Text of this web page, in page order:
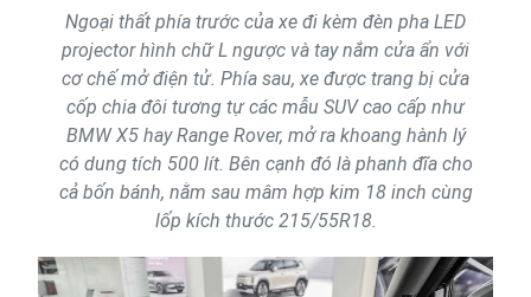
Ngoại thất phía trước của xe đi kèm đèn pha LED
projector hình chữ L ngược và tay nắm cửa ẩn với
cơ chế mở điện tử. Phía sau, xe được trang bị cửa
cốp chia đôi tương tự các mẫu SUV cao cấp như
BMW X5 hay Range Rover, mở ra khoang hành lý
có dung tích 500 lít. Bên cạnh đó là phanh đĩa cho
cả bốn bánh, nằm sau mâm hợp kim 18 inch cùng
lốp kích thước 215/55R18.